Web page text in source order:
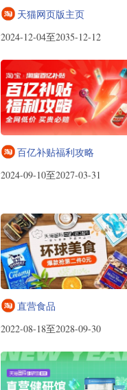
天猫网页版主页
2024-12-04至2035-12-12
百亿补贴福利攻略
2024-09-10至2027-03-31
直营食品
2022-08-18至2028-09-30